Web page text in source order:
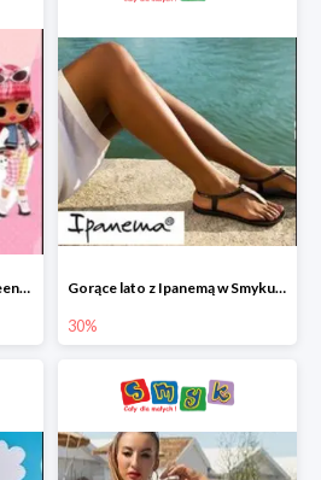
Nowość: L.O.L. Surprise Tweens Doll w Smyku do -45% Gorące lato z Ipanemą w Smyku do -30%
30%